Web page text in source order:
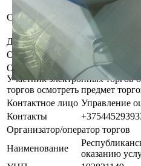
Состояние
Б/у, при
диагностике,
скрытых
Должник
Крыж Сергей
Обременения
Запрет
Осмотр объекта
Участник электронных торгов
торгов осмотреть предмет
Контактное лицо Управление
Контакты
Организатор/оператор торгов
Наименование
оказанию